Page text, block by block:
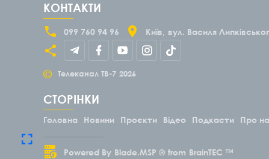
КОНТАКТИ
099 760 94 96 Київ вул. Василя
© Телеканал ТВ-7 2026
СТОРІНКИ
Головна Новини Проєкти Відео Подкасти Про
Powered By Blade.MSP ® from BrainTEC ™